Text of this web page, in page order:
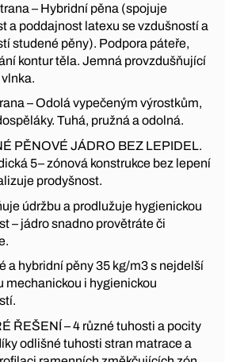
– Hybridní pěna (spojuje
a poddajnost latexu se vzdušností a
studené pěny). Podpora páteře,
kontur těla. Jemná provzdušňující
– Odolá vypečeným výrostkům,
Tuhá, pružná a odolná.
PĚNOVÉ JÁDRO BEZ LEPIDEL.
5– zónová konstrukce bez lepení
prodyšnost.
údržbu a prodlužuje hygienickou
– jádro snadno provětráte či
a hybridní pěny 35 kg/m3 s nejdelší
mechanickou i hygienickou
ŘEŠENÍ – 4 různé tuhosti a pocity
odlišné tuhosti stran matrace a